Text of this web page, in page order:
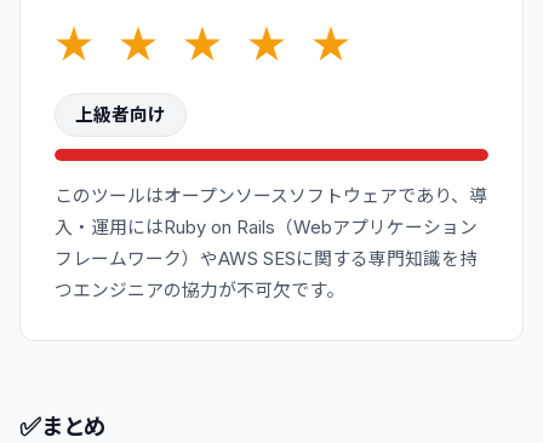
★ ★ ★ ★ ★
上級者向け
このツールはオープンソースソフトウェアであり、導
入・運用にはRuby on Rails（Webアプリケーション
フレームワーク）やAWS SESに関する専門知識を持
つエンジニアの協力が不可欠です。
✅まとめ